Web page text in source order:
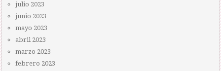
julio 2023
junio 2023
mayo 2023
abril 2023
marzo 2023
febrero 2023